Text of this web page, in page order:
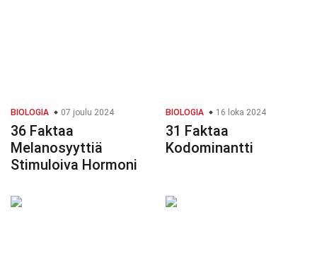
BIOLOGIA 07 joulu 2024
36 Faktaa
Melanosyyttiä
Stimuloiva Hormoni
BIOLOGIA 16 loka 2024
31 Faktaa
Kodominantti